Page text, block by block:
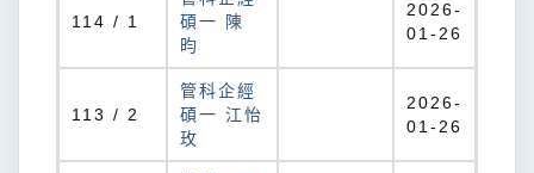
114 / 1
碩一 陳
昀
2026-
01-26
113 / 2
管科企經
碩一 江怡
玫
2026-
01-26